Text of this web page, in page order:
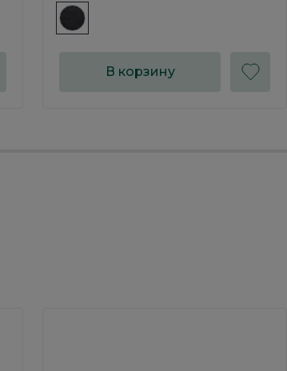
В корзину